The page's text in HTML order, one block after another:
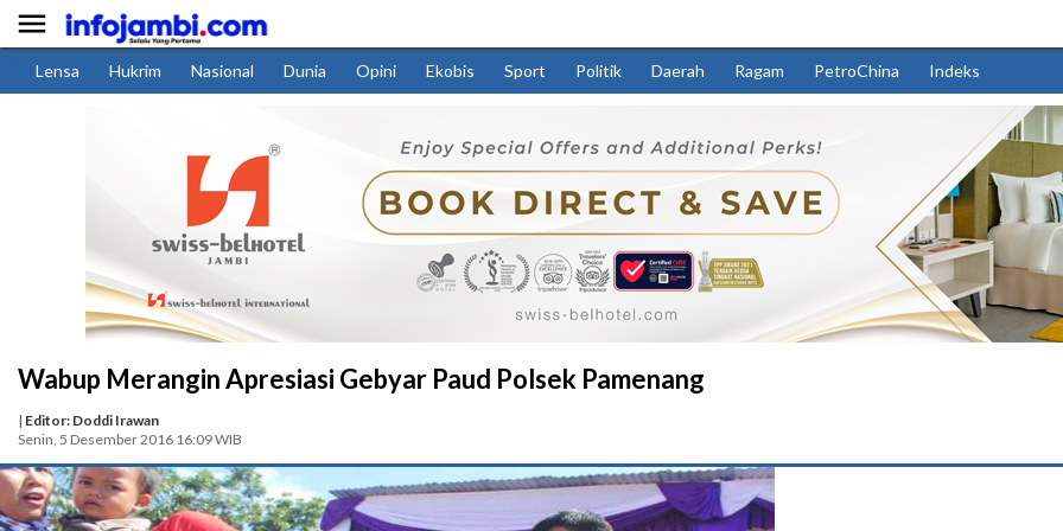

Lensa Hukrim Nasional Dunia Opini Ekobis Sport Politik Daerah Ragam PetroChina Indeks
Wabup Merangin Apresiasi Gebyar Paud Polsek Pamenang
| Editor: Doddi Irawan
Senin, 5 Desember 2016 16:09 WIB